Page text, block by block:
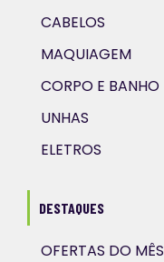
CABELOS
MAQUIAGEM
CORPO E BANHO
UNHAS
ELETROS
DESTAQUES
OFERTAS DO MÊS